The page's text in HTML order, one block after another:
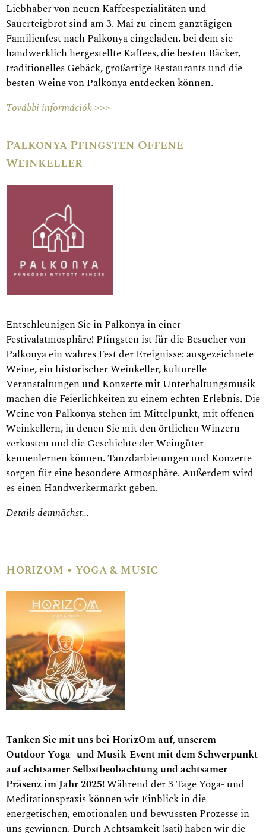
Liebhaber von neuen Kaffeespezialitäten und
Sauerteigbrot sind am 3. Mai zu einem ganztägigen
Familienfest nach Palkonya eingeladen, bei dem sie
handwerklich hergestellte Kaffees, die besten Bäcker,
traditionelles Gebäck, großartige Restaurants und die
besten Weine von Palkonya entdecken können.
További információk >>>
Palkonya Pfingsten Offene
Weinkeller
Entschleunigen Sie in Palkonya in einer
Festivalatmosphäre! Pfingsten ist für die Besucher von
Palkonya ein wahres Fest der Ereignisse: ausgezeichnete
Weine, ein historischer Weinkeller, kulturelle
Veranstaltungen und Konzerte mit Unterhaltungsmusik
machen die Feierlichkeiten zu einem echten Erlebnis. Die
Weine von Palkonya stehen im Mittelpunkt, mit offenen
Weinkellern, in denen Sie mit den örtlichen Winzern
verkosten und die Geschichte der Weingüter
kennenlernen können. Tanzdarbietungen und Konzerte
sorgen für eine besondere Atmosphäre. Außerdem wird
es einen Handwerkermarkt geben.
Details demnächst...
HorizOm • yoga & music
Tanken Sie mit uns bei HorizOm auf, unserem
Outdoor-Yoga- und Musik-Event mit dem Schwerpunkt
auf achtsamer Selbstbeobachtung und achtsamer
Präsenz im Jahr 2025!Während der 3 Tage Yoga- und
Meditationspraxis können wir Einblick in die
energetischen, emotionalen und bewussten Prozesse in
uns gewinnen. Durch Achtsamkeit (sati) haben wir die